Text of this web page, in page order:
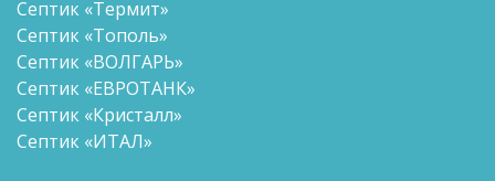
Септик «Термит»
Септик «Тополь»
Септик «ВОЛГАРЬ»
Септик «ЕВРОТАНК»
Септик «Кристалл»
Септик «ИТАЛ»